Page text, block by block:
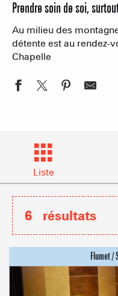
Prendre soin de soi,
Au milieu des
détente est au rendez-
Chapelle
Liste
6 résultats